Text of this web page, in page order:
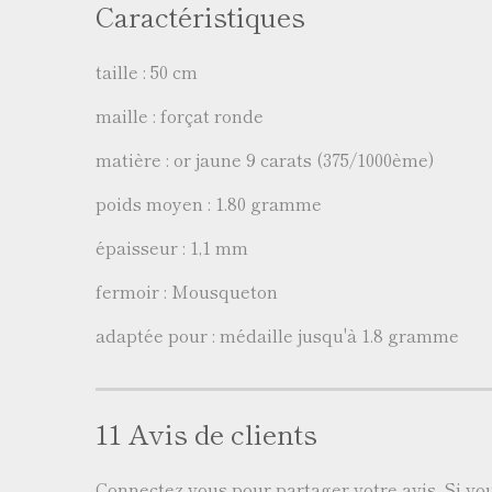
Caractéristiques
taille : 50 cm
maille : forçat ronde
matière : or jaune 9 carats (375/1000ème)
poids moyen : 1.80 gramme
épaisseur : 1,1 mm
fermoir : Mousqueton
adaptée pour : médaille jusqu'à 1.8 gramme
11 Avis de clients